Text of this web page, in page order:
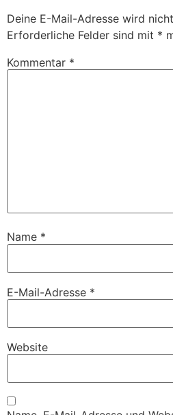
Deine E-Mail-Adresse wird
Erforderliche Felder sind mit *
Kommentar *
Name *
E-Mail-Adresse *
Website